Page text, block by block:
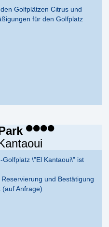
Golfplätzen Citrus und
für den Golfplatz
\"El Kantaoui\" ist
und Bestätigung
(auf Anfrage)